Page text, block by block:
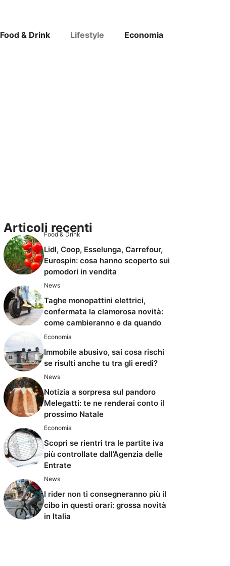
Food & Drink Lifestyle Economia
Articoli recenti
Food & Drink
Lidl, Coop, Esselunga, Carrefour,
Eurospin: cosa hanno scoperto sui
pomodori in vendita
News
Taghe monopattini elettrici,
confermata la clamorosa novità:
come cambieranno e da quando
Economia
Immobile abusivo, sai cosa rischi
se risulti anche tu tra gli eredi?
News
Notizia a sorpresa sul pandoro
Melegatti: te ne renderai conto il
prossimo Natale
Economia
Scopri se rientri tra le partite iva
più controllate dall’Agenzia delle
Entrate
News
I rider non ti consegneranno più il
cibo in questi orari: grossa novità
in Italia